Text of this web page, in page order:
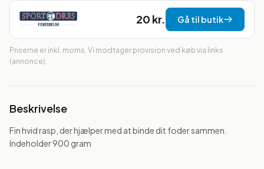
20 kr. Gå til butik
Priserne er inkl. moms. Vi modtager provision ved køb via links
(annonce).
Beskrivelse
Fin hvid rasp, der hjælper med at binde dit foder sammen.
Indeholder 900 gram